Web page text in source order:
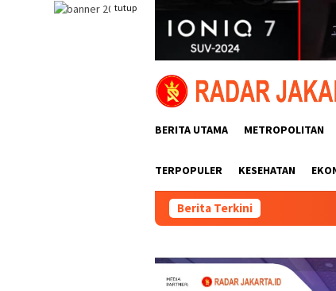
tutup
BERITA UTAMA METROPOLITAN
TERPOPULER KESEHATAN
Berita Terkini